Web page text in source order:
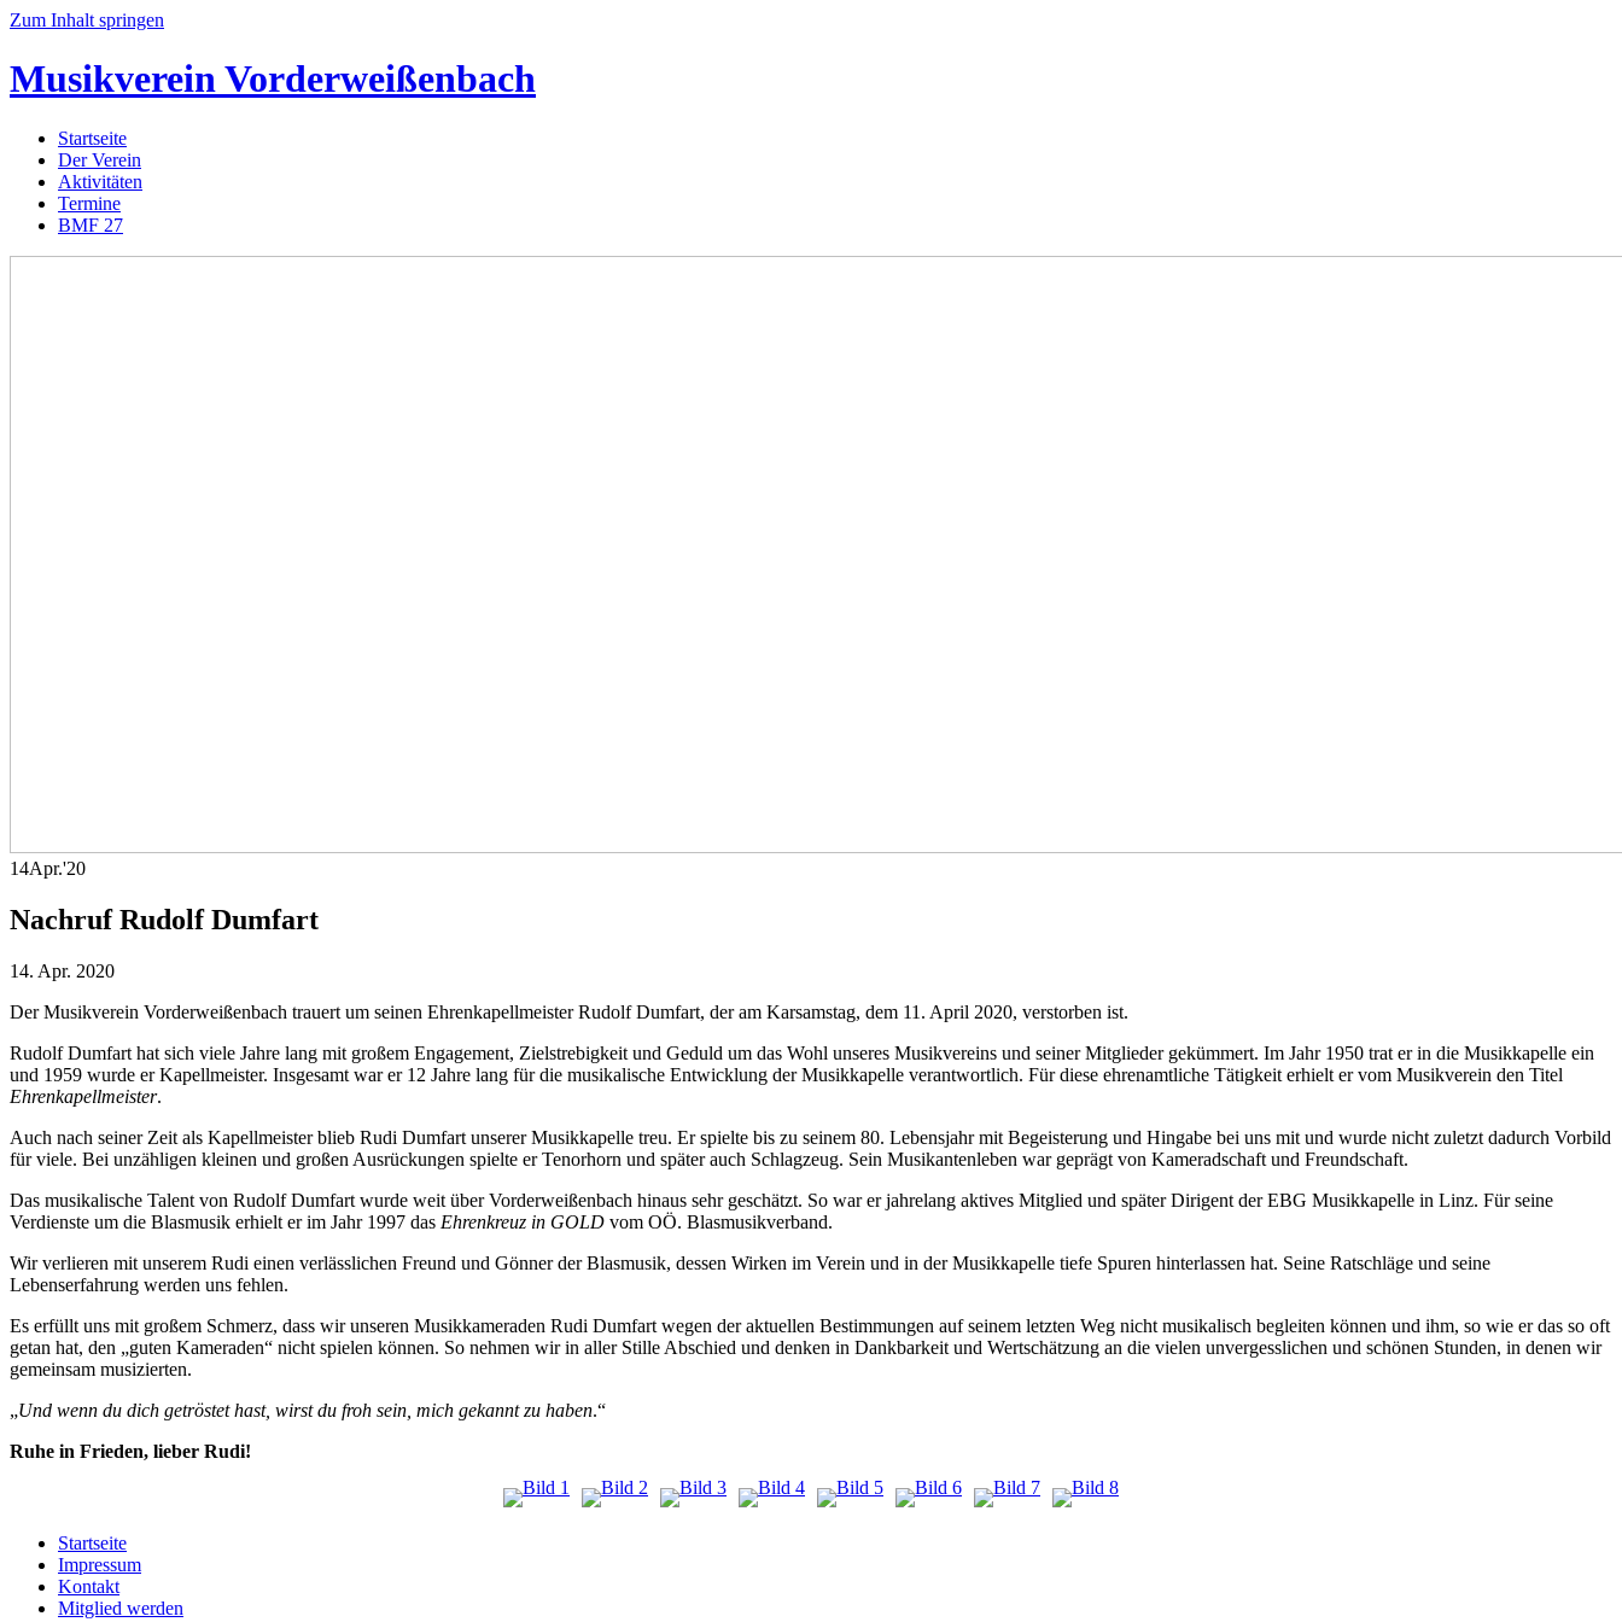
Zum Inhalt springen
MusikvereinVorderweißenbach
Startseite
Der Verein
Aktivitäten
Termine
BMF 27
14Apr.'20
Nachruf Rudolf Dumfart
14. Apr. 2020
Der Musikverein Vorderweißenbach trauert um seinen Ehrenkapellmeister Rudolf Dumfart, der am Karsamstag, dem 11. April 2020, verstorben ist.
Rudolf Dumfart hat sich viele Jahre lang mit großem Engagement, Zielstrebigkeit und Geduld um das Wohl unseres Musikvereins und seiner Mitglieder gekümmert. Im Jahr 1950 trat er in die Musikkapelle ein
und 1959 wurde er Kapellmeister. Insgesamt war er 12 Jahre lang für die musikalische Entwicklung der Musikkapelle verantwortlich. Für diese ehrenamtliche Tätigkeit erhielt er vom Musikverein den Titel
Ehrenkapellmeister.
Auch nach seiner Zeit als Kapellmeister blieb Rudi Dumfart unserer Musikkapelle treu. Er spielte bis zu seinem 80. Lebensjahr mit Begeisterung und Hingabe bei uns mit und wurde nicht zuletzt dadurch Vorbild
für viele. Bei unzähligen kleinen und großen Ausrückungen spielte er Tenorhorn und später auch Schlagzeug. Sein Musikantenleben war geprägt von Kameradschaft und Freundschaft.
Das musikalische Talent von Rudolf Dumfart wurde weit über Vorderweißenbach hinaus sehr geschätzt. So war er jahrelang aktives Mitglied und später Dirigent der EBG Musikkapelle in Linz. Für seine
Verdienste um die Blasmusik erhielt er im Jahr 1997 das Ehrenkreuz in GOLD vom OÖ. Blasmusikverband.
Wir verlieren mit unserem Rudi einen verlässlichen Freund und Gönner der Blasmusik, dessen Wirken im Verein und in der Musikkapelle tiefe Spuren hinterlassen hat. Seine Ratschläge und seine
Lebenserfahrung werden uns fehlen.
Es erfüllt uns mit großem Schmerz, dass wir unseren Musikkameraden Rudi Dumfart wegen der aktuellen Bestimmungen auf seinem letzten Weg nicht musikalisch begleiten können und ihm, so wie er das so oft
getan hat, den „guten Kameraden“ nicht spielen können. So nehmen wir in aller Stille Abschied und denken in Dankbarkeit und Wertschätzung an die vielen unvergesslichen und schönen Stunden, in denen wir
gemeinsam musizierten.
„Und wenn du dich getröstet hast, wirst du froh sein, mich gekannt zu haben.“
Ruhe in Frieden, lieber Rudi!
Startseite
Impressum
Kontakt
Mitglied werden